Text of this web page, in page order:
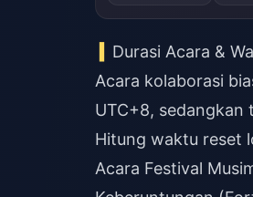
Durasi Acara &
Acara kolaborasi
UTC+8, sedangkan
Hitung waktu reset
Acara Festival